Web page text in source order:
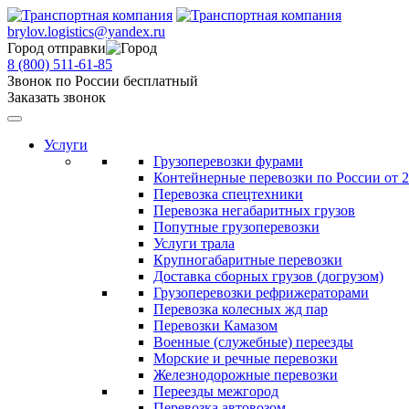
brylov.logistics@yandex.ru
Город отправки
8 (800) 511-61-85
Звонок по России бесплатный
Заказать звонок
Услуги
Грузоперевозки фурами
Контейнерные перевозки по России от
Перевозка спецтехники
Перевозка негабаритных грузов
Попутные грузоперевозки
Услуги трала
Крупногабаритные перевозки
Доставка сборных грузов (догрузом)
Грузоперевозки рефрижераторами
Перевозка колесных жд пар
Перевозки Камазом
Военные (служебные) переезды
Морские и речные перевозки
Железнодорожные перевозки
Переезды межгород